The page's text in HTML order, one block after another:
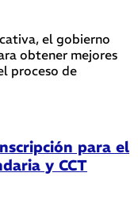
el gobierno
obtener mejores
proceso de
para el
y CCT